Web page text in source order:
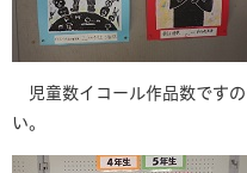
児童数イコール作品数です
い。